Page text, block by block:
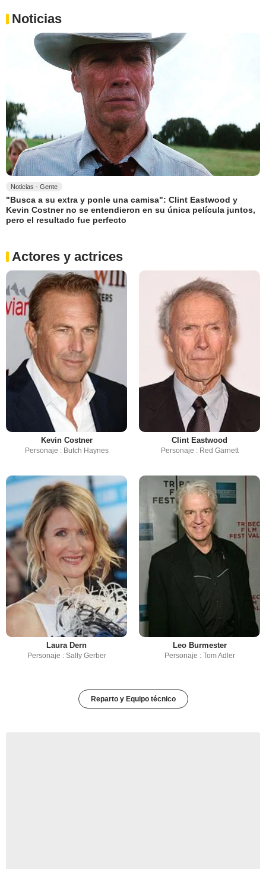
Noticias
Noticias - Gente
"Busca a su extra y ponle una camisa": Clint Eastwood y
Kevin Costner no se entendieron en su única película juntos,
pero el resultado fue perfecto
Actores y actrices
Kevin Costner
Personaje : Butch Haynes
Clint Eastwood
Personaje : Red Garnett
Laura Dern
Personaje : Sally Gerber
Leo Burmester
Personaje : Tom Adler
Reparto y Equipo técnico